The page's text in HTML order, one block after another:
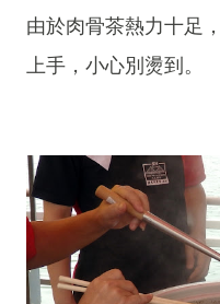
由於肉骨茶熱力十足
上手，小心別燙到。